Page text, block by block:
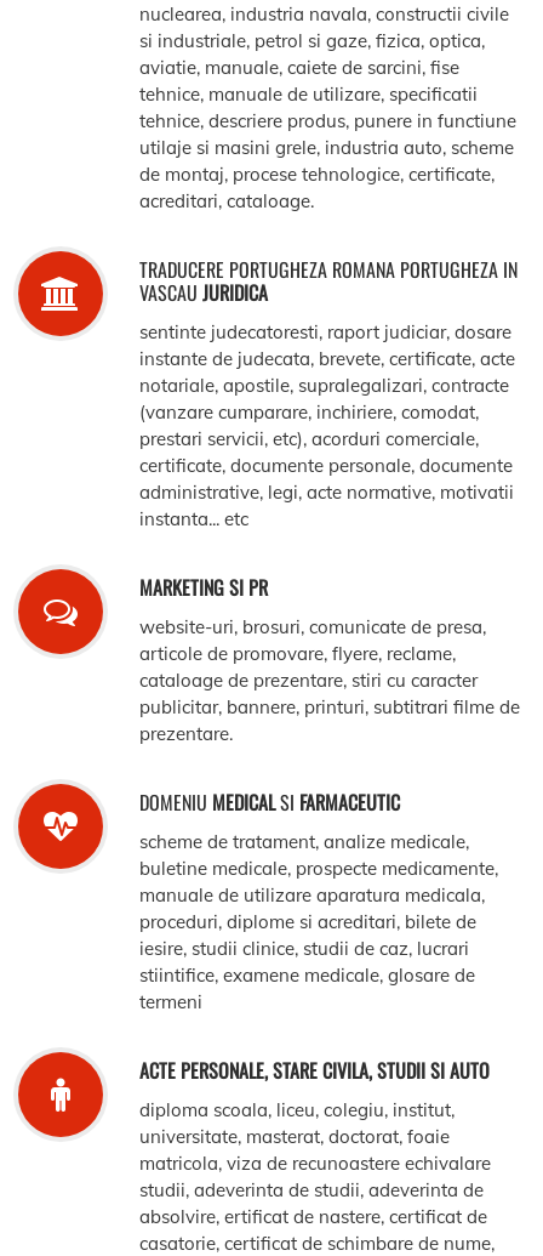
nuclearea, industria navala, constructii civile
si industriale, petrol si gaze, fizica, optica,
aviatie, manuale, caiete de sarcini, fise
tehnice, manuale de utilizare, specificatii
tehnice, descriere produs, punere in functiune
utilaje si masini grele, industria auto, scheme
de montaj, procese tehnologice, certificate,
acreditari, cataloage.
TRADUCERE PORTUGHEZA ROMANA PORTUGHEZA IN
VASCAU JURIDICA
sentinte judecatoresti, raport judiciar, dosare
instante de judecata, brevete, certificate, acte
notariale, apostile, supralegalizari, contracte
(vanzare cumparare, inchiriere, comodat,
prestari servicii, etc), acorduri comerciale,
certificate, documente personale, documente
administrative, legi, acte normative, motivatii
instanta... etc
MARKETING SI PR
website-uri, brosuri, comunicate de presa,
articole de promovare, flyere, reclame,
cataloage de prezentare, stiri cu caracter
publicitar, bannere, printuri, subtitrari filme de
prezentare.
DOMENIU MEDICALSI FARMACEUTIC
scheme de tratament, analize medicale,
buletine medicale, prospecte medicamente,
manuale de utilizare aparatura medicala,
proceduri, diplome si acreditari, bilete de
iesire, studii clinice, studii de caz, lucrari
stiintifice, examene medicale, glosare de
termeni
ACTE PERSONALE, STARE CIVILA, STUDII SI AUTO
diploma scoala, liceu, colegiu, institut,
universitate, masterat, doctorat, foaie
matricola, viza de recunoastere echivalare
studii, adeverinta de studii, adeverinta de
absolvire, ertificat de nastere, certificat de
casatorie, certificat de schimbare de nume,